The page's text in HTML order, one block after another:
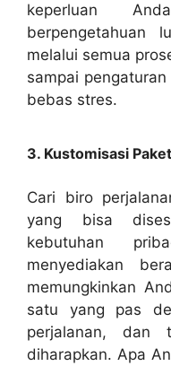
keperluan
berpengetahuan
melalui semua
sampai
bebas stres.
3. Kustomisasi Paket
Cari biro
yang bisa
kebutuhan
menyediakan
memungkinkan
satu yang pas
perjalanan, dan
diharapkan. Apa